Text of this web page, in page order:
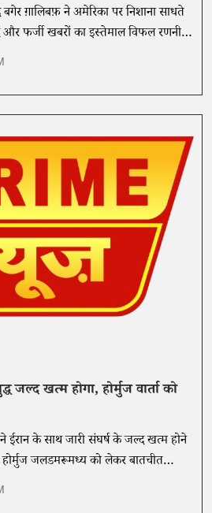
ग़ालिबफ़ ने अमेरिका पर निशाना साधते
फर्जी खबरों का इस्तेमाल विफल रणनीति
जल्द खत्म होगा, होर्मुज वार्ता को
ने ईरान के साथ जारी संघर्ष के जल्द खत्म होने
जलडमरूमध्य को लेकर बातचीत
है।